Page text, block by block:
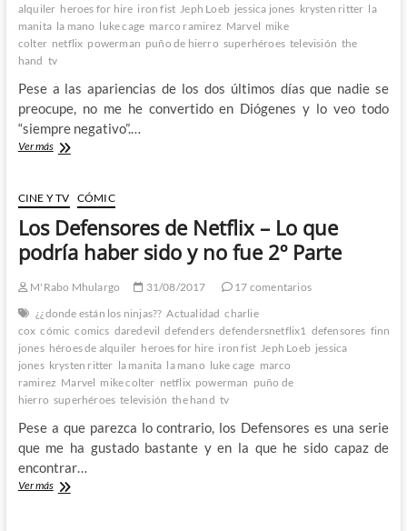
alquiler heroes for hire iron fist Jeph Loeb jessica jones krysten ritter la
manita la mano luke cage marco ramirez Marvel mike
colter netflix powerman puño de hierro superhéroes televisión the
hand tv
Pese a las apariencias de los dos últimos días que nadie se
preocupe, no me he convertido en Diógenes y lo veo todo
“siempre negativo”.…
Ver másLos
Netflix
–
Lo
que
podría
sido
no
ultima
parte
CINE Y TV CÓMIC
Los Defensores de Netflix – Lo que
podría haber sido y no fue 2º Parte
M'Rabo Mhulargo 31/08/2017
17 comentarios
¿¿donde están los ninjas?? Actualidad charlie
cox cómic comics daredevil defenders defendersnetflix1 defensores finn
jones héroes de alquiler heroes for hire iron fist Jeph Loeb jessica
jones krysten ritter la manita la mano luke cage marco
ramirez Marvel mike colter netflix powerman puño de
hierro superhéroes televisión the hand tv
Pese a que parezca lo contrario, los Defensores es una serie
que me ha gustado bastante y en la que he sido capaz de
encontrar…
Ver másLos